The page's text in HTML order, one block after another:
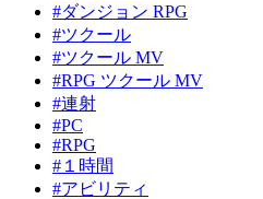
#ダンジョン RPG
#ツクール
#ツクール MV
#RPG ツクール MV
#連射
#PC
#RPG
#１時間
#アビリティ